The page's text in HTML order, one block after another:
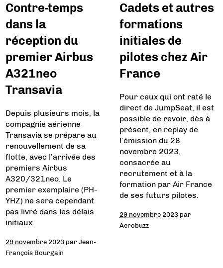
Contre-temps
dans la
réception du
premier Airbus
A321neo
Transavia
Depuis plusieurs mois, la
compagnie aérienne
Transavia se prépare au
renouvellement de sa
flotte, avec l’arrivée des
premiers Airbus
A320/321neo. Le
premier exemplaire (PH-
YHZ) ne sera cependant
pas livré dans les délais
initiaux.
29 novembre 2023 parJean-
François Bourgain
Cadets et autres
formations
initiales de
pilotes chez Air
France
Pour ceux qui ont raté le
direct de JumpSeat, il est
possible de revoir, dès à
présent, en replay de
l’émission du 28
novembre 2023,
consacrée au
recrutement et à la
formation par Air France
de ses futurs pilotes.
29 novembre 2023 par
Aerobuzz